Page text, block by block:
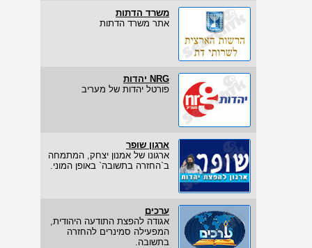
משרד הדתות
אתר משרד הדתות
NRG יהדות
פורטל יהדות של מעריב
ארגון שופר
ארגונו של אמנון יצחק, המתמחה
ב`החזרה בתשובה` באופן המוני.
ערכים
אגודה להפצת התודעה היהודית,
המפעילה סמינרים להחזרה
בתשובה.